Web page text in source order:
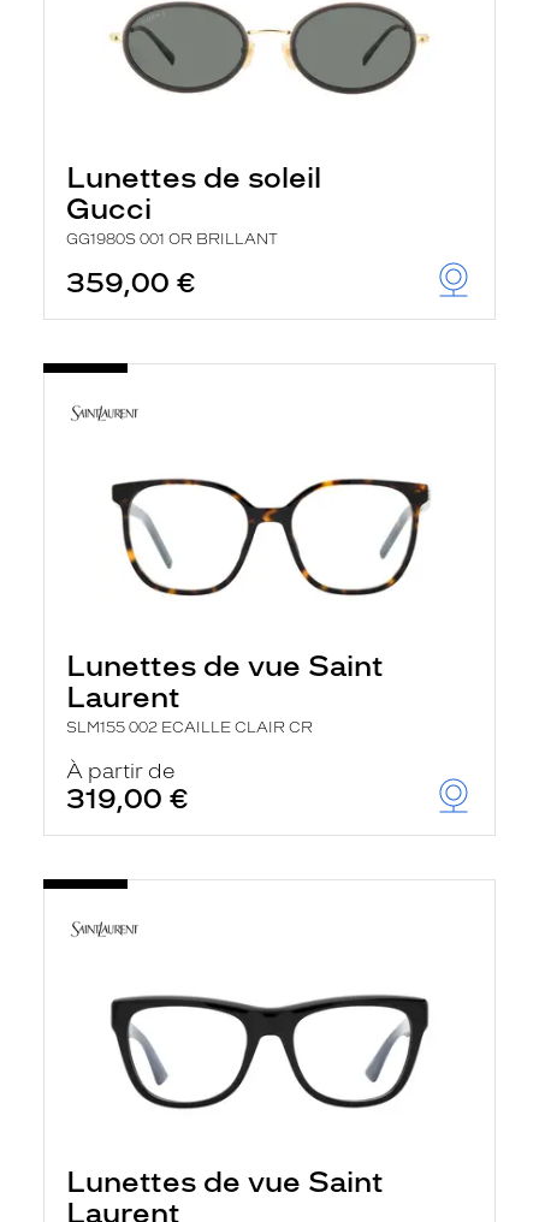
Lunettes de soleil
Gucci
GG1980S 001 OR BRILLANT
359,00 €
Lunettes de vue Saint
Laurent
SLM155 002 ECAILLE CLAIR CR
À partir de
319,00 €
Lunettes de vue Saint
Laurent